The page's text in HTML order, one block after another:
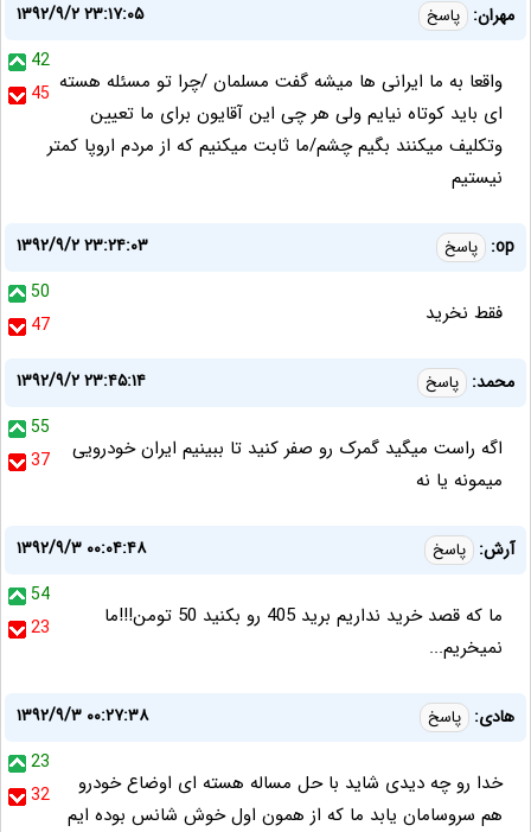
مهران: پاسخ
۱۳۹۲/۹/۲ ۲۳:۱۷:۰۵
42
45 واقعا به ما ایرانی ها میشه گفت مسلمان /چرا تو مسئله هسته
ای باید کوتاه نیایم ولی هر چی این آقایون برای ما تعیین
وتکلیف میکنند بگیم چشم/ما ثابت میکنیم که از مردم اروپا کمتر
نیستیم
op: پاسخ
۱۳۹۲/۹/۲ ۲۳:۲۴:۰۳
50
47
فقط نخرید
محمد: پاسخ
۱۳۹۲/۹/۲ ۲۳:۴۵:۱۴
55
37
اگه راست میگید گمرک رو صفر کنید تا ببینیم ایران خودرویی
میمونه یا نه
آرش: پاسخ
۱۳۹۲/۹/۳ ۰۰:۰۴:۴۸
54
23
ما که قصد خرید نداریم برید 405 رو بکنید 50 تومن!!!ما
نمیخریم...
هادی: پاسخ
۱۳۹۲/۹/۳ ۰۰:۲۷:۳۸
23
32
خدا رو چه دیدی شاید با حل مساله هسته ای اوضاع خودرو
هم سروسامان یابد ما که از همون اول خوش شانس بوده ایم